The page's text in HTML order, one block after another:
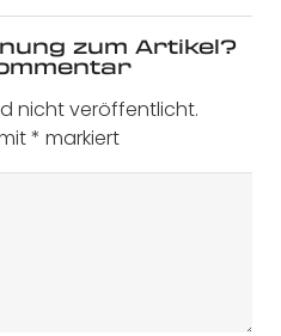
zum Artikel?
nicht veröffentlicht.
* markiert